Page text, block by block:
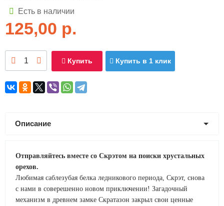
Есть в наличии
125,00 р.
Купить Купить в 1 клик
Описание
Отправляйтесь вместе со Скрэтом на поиски хрустальных
орехов.
Любимая саблезубая белка ледникового периода, Скрэт, снова
с нами в соверешенно новом приключении! Загадочный
механизм в древнем замке Скратазон закрыл свои ценные